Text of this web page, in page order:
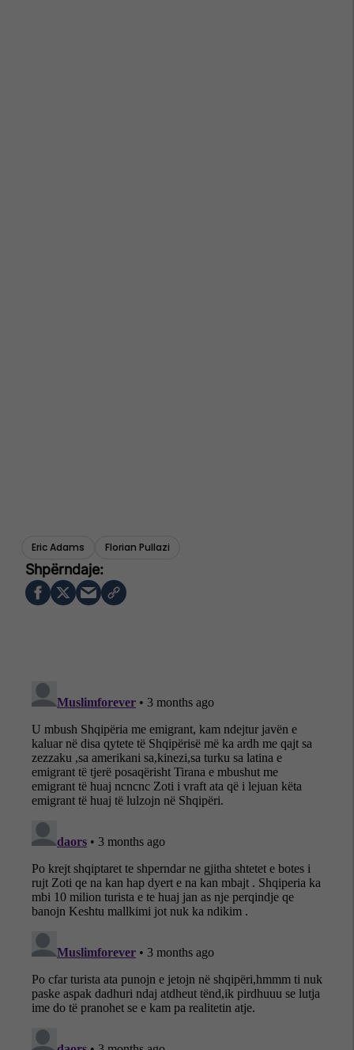
Eric Adams Florian Pullazi